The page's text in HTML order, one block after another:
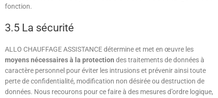
fonction.
3.5 La sécurité
ALLO CHAUFFAGE ASSISTANCEdétermine et met en œuvre les
moyens nécessaires à la protection des traitements de données à
caractère personnel pour éviter les intrusions et prévenir ainsi toute
perte de confidentialité, modification non désirée ou destruction de
données. Nous recourons pour ce faire à des mesures d’ordre logique,